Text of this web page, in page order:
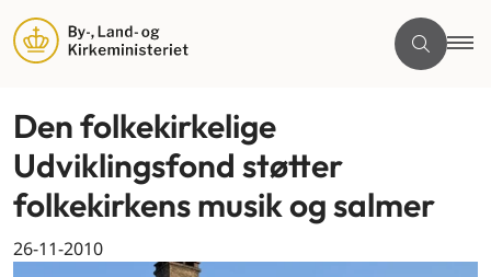
Den folkekirkelige
Udviklingsfond støtter
folkekirkens musik og salmer
26-11-2010